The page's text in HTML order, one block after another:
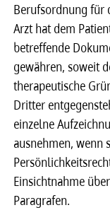
Karriere
Recht
Service &
meineBLÄK
Karriere
Recht
Service &
meineBLÄK
Berufsordnung für
Arzt hat dem
betreffende
gewähren, soweit
therapeutische
Dritter
einzelne
ausnehmen, wenn
Einsichtnahme
Paragrafen.